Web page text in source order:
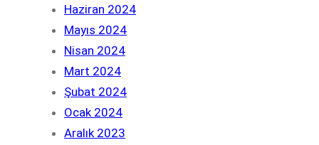
Haziran 2024
Mayıs 2024
Nisan 2024
Mart 2024
Şubat 2024
Ocak 2024
Aralık 2023